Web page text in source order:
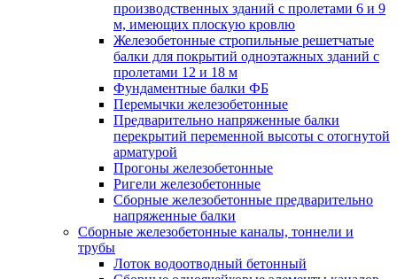
производственных зданий с пролетами 6 и 9
м, имеющих плоскую кровлю
Железобетонные стропильные решетчатые
балки для покрытий одноэтажных зданий с
пролетами 12 и 18 м
Фундаментные балки ФБ
Перемычки железобетонные
Предварительно напряженные балки
перекрытий переменной высоты с отогнутой
арматурой
Прогоны железобетонные
Ригели железобетонные
Сборные железобетонные предварительно
напряженные балки
Сборные железобетонные каналы, тоннели и
трубы
Лоток водоотводный бетонный